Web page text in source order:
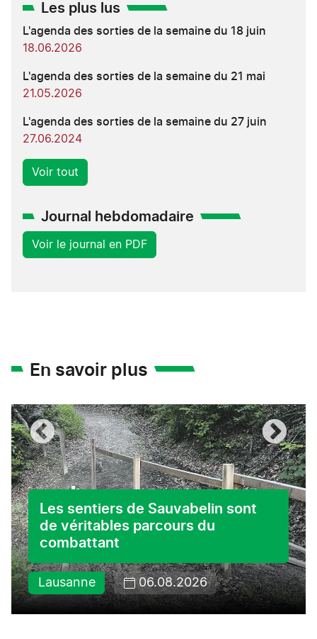
Les plus lus
L'agenda des sorties de la semaine du 18 juin
18.06.2026
L'agenda des sorties de la semaine du 21 mai
21.05.2026
L'agenda des sorties de la semaine du 27 juin
27.06.2024
Voir tout
Journal hebdomadaire
Voir le journal en PDF
En savoir plus
Les sentiers de Sauvabelin sont
de véritables parcours du
combattant
Lausanne 06.08.2026